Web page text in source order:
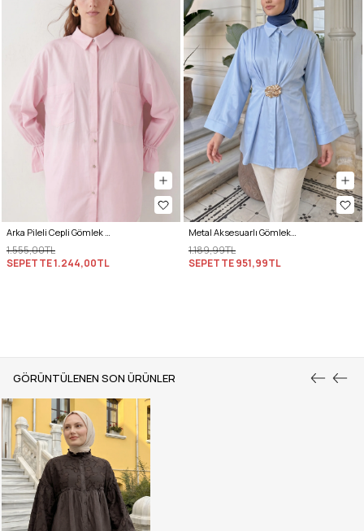
1.555,00TL
SEPETTE1.244,00TL
1.189,99TL
SEPETTE951,99TL
GÖRÜNTÜLENEN SON ÜRÜNLER